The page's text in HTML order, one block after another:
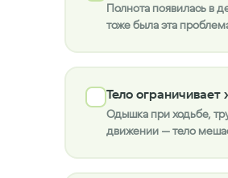
Полнота появилась в
тоже была эта
Тело ограничивает
Одышка при ходьбе,
движении — тело